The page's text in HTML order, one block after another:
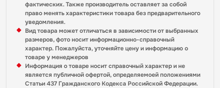
фактических. Также производитель оставляет за собой
право менять характеристики товара без предварительного
уведомления.
Вид товара может отличаться в зависимости от выбранных
размеров, фото носит информационно-справочный
характер. Пожалуйста, уточняйте цену и информацию о
товаре у менеджеров
Информация о товаре носит справочный характер и не
является публичной офертой, определяемоей положениями
Статьи 437 Гражданского Кодекса Российской Федерации.